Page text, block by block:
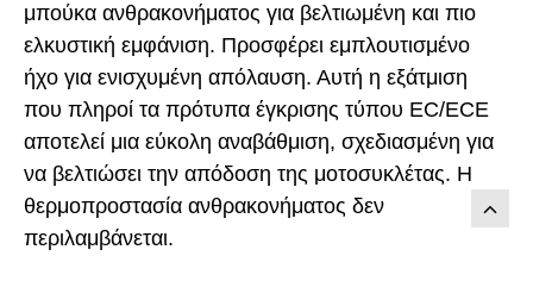
μπούκα ανθρακονήματος για βελτιωμένη και πιο
ελκυστική εμφάνιση. Προσφέρει εμπλουτισμένο
ήχο για ενισχυμένη απόλαυση. Αυτή η εξάτμιση
που πληροί τα πρότυπα έγκρισης τύπου EC/ECE
αποτελεί μια εύκολη αναβάθμιση, σχεδιασμένη για
να βελτιώσει την απόδοση της μοτοσυκλέτας. Η
θερμοπροστασία ανθρακονήματος δεν
περιλαμβάνεται.